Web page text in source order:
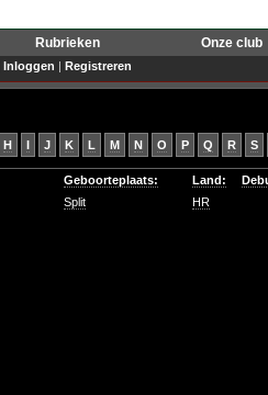
Rubrieken Onze club
Inloggen | Registreren
H I J K L M N O P Q R S
Geboorteplaats: Land:
Split HR